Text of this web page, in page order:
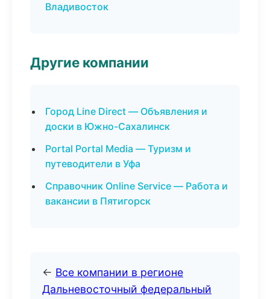
Владивосток
Другие компании
Город Line Direct — Объявления и
доски в Южно-Сахалинск
Portal Portal Media — Туризм и
путеводители в Уфа
Справочник Online Service — Работа и
вакансии в Пятигорск
← Все компании в регионе
Дальневосточный федеральный